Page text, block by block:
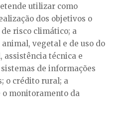
utilizar como
dos objetivos o
risco climático; a
vegetal e de uso do
assistência técnica e
de informações
o crédito rural; a
o monitoramento da